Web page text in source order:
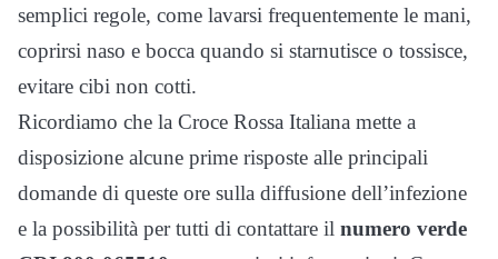
semplici regole, come lavarsi frequentemente le mani,
coprirsi naso e bocca quando si starnutisce o tossisce,
evitare cibi non cotti.
Ricordiamo che la Croce Rossa Italiana mette a
disposizione alcune prime risposte alle principali
domande di queste ore sulla diffusione dell’infezione
e la possibilità per tutti di contattare il numero verde